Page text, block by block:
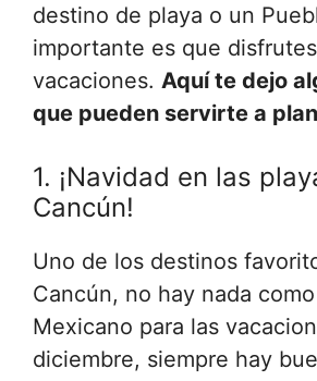
destino de playa o un
importante es que
vacaciones. Aquí te dejo
que pueden servirte a
1. ¡Navidad en las
Cancún!
Uno de los destinos
Cancún, no hay nada
Mexicano para las
diciembre, siempre hay